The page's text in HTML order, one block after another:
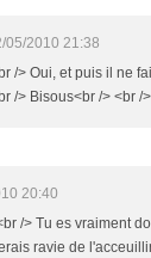
05/2010 21:38
/> Oui, et puis il ne
/> Bisous<br /> <br /
20:40
/> Tu es vraiment
ravie de